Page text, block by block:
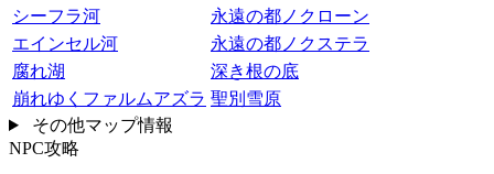
シーフラ河
永遠の都ノクローン
エインセル河
永遠の都ノクステラ
腐れ湖
深き根の底
崩れゆくファルムアズラ 聖別雪原
その他マップ情報
NPC攻略